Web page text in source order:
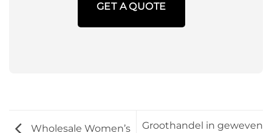
GET A QUOTE
Wholesale Women’s
Groothandel in geweven